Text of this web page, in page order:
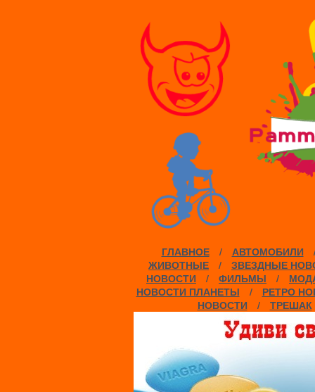
ГЛАВНОЕ / АВТОМОБИЛИ
ЖИВОТНЫЕ
/
ЗВЕЗДНЫЕ
НОВОСТИ
/ ФИЛЬМЫ /
НОВОСТИ ПЛАНЕТЫ
/
РЕТРО
НОВОСТИ
/ ТРЕШАК